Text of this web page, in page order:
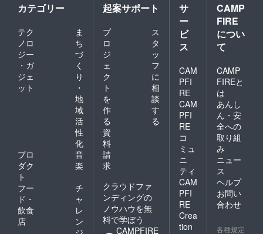
カテゴリー
テク
ノロ
ジー
・ガ
ジェ
ット
ま
ち
づ
く
り
・
地
域
活
性
化
プロ
ダク
ト
音
楽
フー
ド・
飲食
店
チ
ャ
レ
ン
起案サポート
プ
ロ
ジ
ェ
ク
ト
を
作
る
ス
タ
ッ
フ
に
相
談
す
る
資
料
請
求
クラウドファ
ンディングの
ノウハウを無
料で学ぼう
CAMPFIRE
サ
ー
ビ
ス
CAM
PFI
RE
CAM
PFI
RE
コ
ミュ
ニ
ティ
CAM
PFI
RE
Crea
tion
CAMP
FIRE
につい
て
CAMP
FIREと
は
あんし
ん・安
全への
取り組
み
ニュー
ス
ヘルプ
お問い
合わせ
各種規定